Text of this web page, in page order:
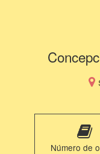
Número de